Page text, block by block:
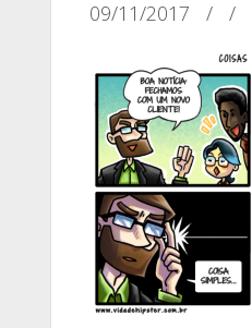
09/11/2017 / /